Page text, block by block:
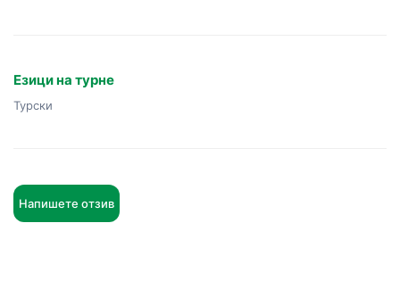
Езици на турне
Турски
Напишете отзив